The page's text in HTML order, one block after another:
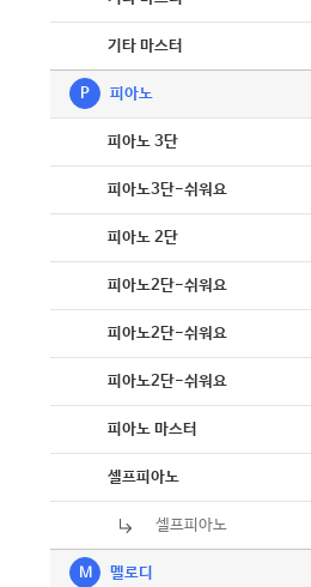
기타 마스터
P 피아노
피아노 3단
피아노3단-쉬워요
피아노 2단
피아노2단-쉬워요
피아노2단-쉬워요
피아노2단-쉬워요
피아노 마스터
셀프피아노
셀프피아노
M 멜로디